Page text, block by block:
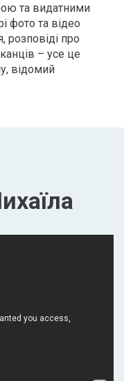
та видатними
фото та відео
розповіді про
– усе це
відомий